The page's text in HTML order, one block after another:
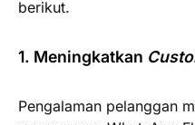
berikut.
1. Meningkatkan
Pengalaman pelanggan